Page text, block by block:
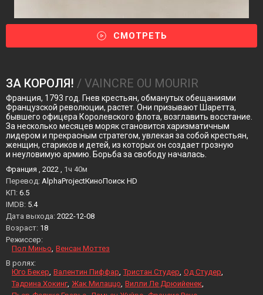
СМОТРЕТЬ
ЗА КОРОЛЯ! / VAINCRE OU MOURIR
Франция, 1793 год. Гнев крестьян, обманутых обещаниями
Французской революции, растет. Они призывают Шаретта,
бывшего офицера Королевского флота, возглавить восстание.
За несколько месяцев моряк становится харизматичным
лидером и прекрасным стратегом, увлекая за собой крестьян,
женщин, стариков и детей, из которых он создает грозную
и неуловимую армию. Борьба за свободу началась.
Франция , 2022 , 1ч 40м
Перевод: AlphaProjectКиноПоиск HD
KП: 6.5
IMDB: 5.4
Дата выхода: 2022-12-08
Возраст: 18
Режиссер:
Пол Миньо Венсан Моттез
В ролях:
Юго Бекер Валентин Пиффар Тристан Студер Од Студер
Тадрина Хокинг Жак Милаццо Вилли Ле Дрюийенек